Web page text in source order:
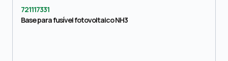
721117331
Base para fusível fotovoltaico NH3